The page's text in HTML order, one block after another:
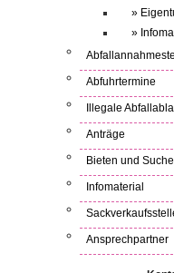
»
»
Abfuhrtermine
Illegale
Anträge
Bieten und
Infomaterial
Ansprechpartner